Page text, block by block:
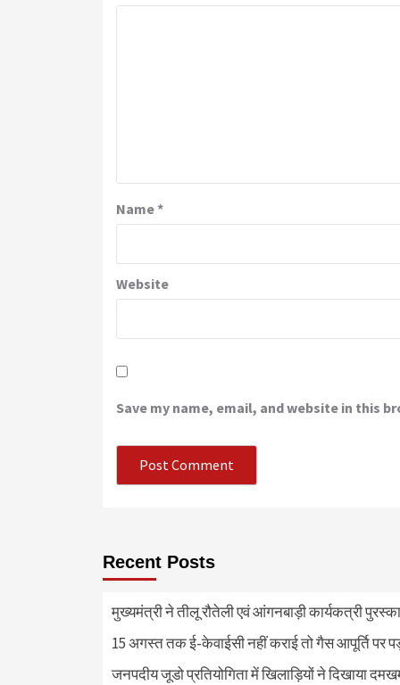
Name*
Website
Save my name, email, and website in this
Recent Posts
मुख्यमंत्री ने तीलू रौतेली एवं आंगनबाड़ी कार्यकत्री
15 अगस्त तक ई-केवाईसी नहीं कराई तो गैस आपूर्ति पर
जनपदीय जूडो प्रतियोगिता में खिलाड़ियों ने दिखाया